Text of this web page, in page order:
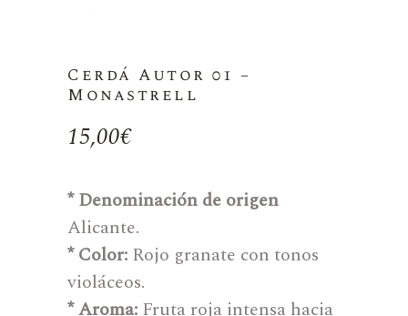
Cerdá Autor 01 –
Monastrell
15,00€
* Denominación de origen
Alicante.
* Color: Rojo granate con tonos
violáceos.
* Aroma: Fruta roja intensa hacia